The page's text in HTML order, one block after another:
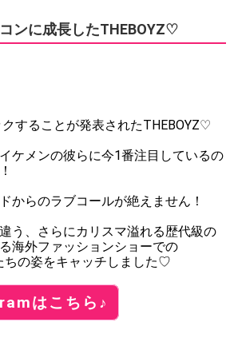
ンに成長したTHEBOYZ♡
することが発表されたTHEBOYZ♡
ケメンの彼らに今1番注目しているの
からのラブコールが絶えません！
う、さらにカリスマ溢れる歴代級の
海外ファッションショーでの
ちの姿をキャッチしました♡
はこちら♪